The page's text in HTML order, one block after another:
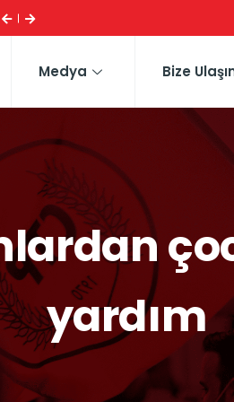
Medya Bize
yardım